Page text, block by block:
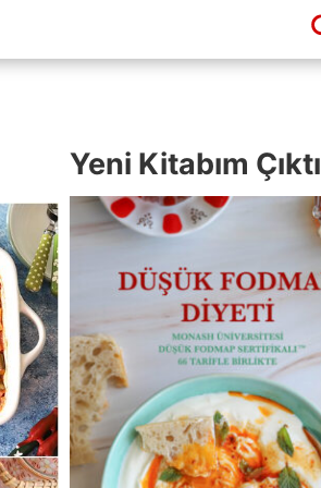
Yeni Kitabım Çıktı